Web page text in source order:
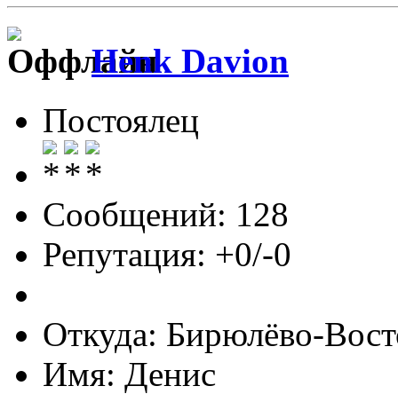
Henk Davion
Постоялец
Сообщений: 128
Репутация: +0/-0
Откуда: Бирюлёво-
Имя: Денис